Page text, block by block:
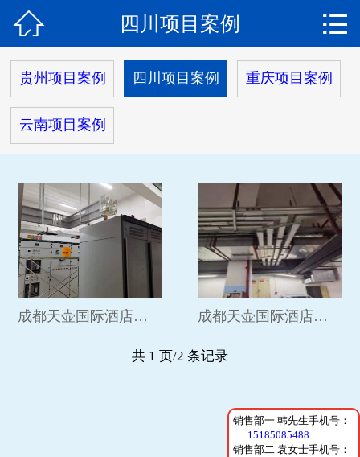

关于我们
产品中心
工程案例
荣誉资质
服务流程
在线留言
 四川项目案例 
贵州项目案例 四川项目案例 重庆项目案例
云南项目案例
成都天壶国际酒店母线槽 成都天壶国际酒店母线槽2
共 1 页/2 条记录
销售部一 韩先生手机号：
15185085488
销售部二 袁女士手机号：